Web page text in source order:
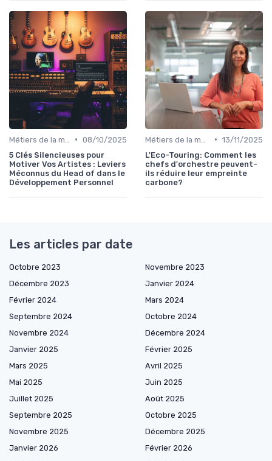
• 08/10/2025
5 Clés Silencieuses pour
Motiver Vos Artistes : Leviers
Méconnus du Head of dans le
Développement Personnel
• 13/11/2025
L'Eco-Touring: Comment les
chefs d'orchestre peuvent-
ils réduire leur empreinte
carbone?
Les articles par date
Octobre 2023
Novembre 2023
Décembre 2023
Janvier 2024
Février 2024
Mars 2024
Septembre 2024
Octobre 2024
Novembre 2024
Décembre 2024
Janvier 2025
Février 2025
Mars 2025
Avril 2025
Mai 2025
Juin 2025
Juillet 2025
Août 2025
Septembre 2025
Octobre 2025
Novembre 2025
Décembre 2025
Janvier 2026
Février 2026